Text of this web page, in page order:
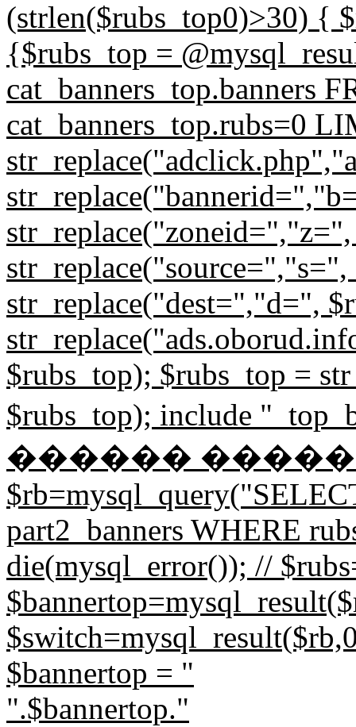
(strlen($rubs_top0)>30) {
{$rubs_top =
cat_banners_top.banners
cat_banners_top.rubs=0
str_replace("dest=","d=",
$rubs_top); $rubs_top =
$rubs_top); include
������
part2_banners WHERE
die(mysql_error()); //
$bannertop = "
".$bannertop."